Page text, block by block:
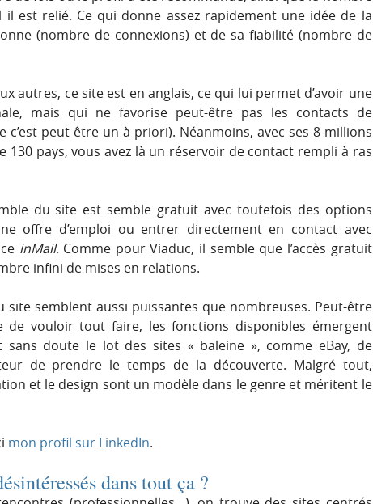
il est relié. Ce qui donne assez rapidement une idée de la
(nombre de connexions) et de sa fiabilité (nombre de
autres, ce site est en anglais, ce qui lui permet d’avoir une
mais qui ne favorise peut-être pas les contacts de
c’est peut-être un à-priori). Néanmoins, avec ses 8 millions
130 pays, vous avez là un réservoir de contact rempli à ras
du siteestsemble gratuit avec toutefois des options
offre d’emploi ou entrer directement en contact avec
inMail. Comme pour Viaduc, il semble que l’accès gratuit
infini de mises en relations.
site semblent aussi puissantes que nombreuses. Peut-être
vouloir tout faire, les fonctions disponibles émergent
sans doute le lot des sites « baleine », comme eBay, de
de prendre le temps de la découverte. Malgré tout,
et le design sont un modèle dans le genre et méritent le
mon profil sur LinkedIn.
dans tout ça ?